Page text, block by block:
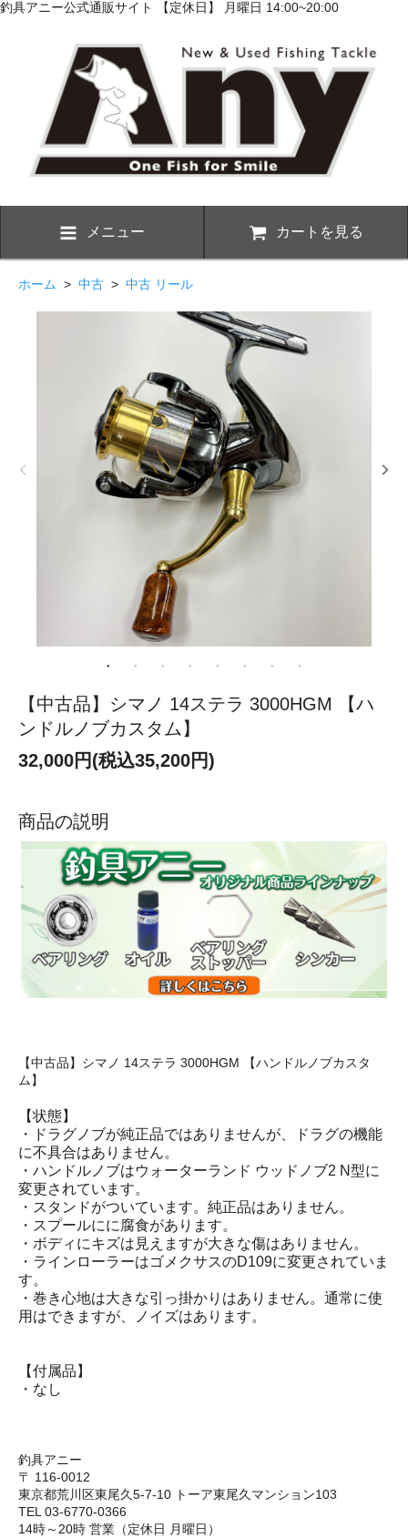
釣具アニー公式通販サイト 【定休日】 月曜日 14:00~20:00
メニュー カートを見る
ホーム > 中古 > 中古 リール
【中古品】シマノ 14ステラ 3000HGM 【ハ
ンドルノブカスタム】
32,000円(税込35,200円)
商品の説明
【中古品】シマノ 14ステラ 3000HGM 【ハンドルノブカスタ
ム】
【状態】
・ドラグノブが純正品ではありませんが、ドラグの機能
に不具合はありません。
・ハンドルノブはウォーターランド ウッドノブ2 N型に
変更されています。
・スタンドがついています。純正品はありません。
・スプールにに腐食があります。
・ボディにキズは見えますが大きな傷はありません。
・ラインローラーはゴメクサスのD109に変更されていま
す。
・巻き心地は大きな引っ掛かりはありません。通常に使
用はできますが、ノイズはあります。
【付属品】
・なし
釣具アニー
〒 116-0012
東京都荒川区東尾久5-7-10 トーア東尾久マンション103
TEL 03-6770-0366
14時～20時 営業（定休日 月曜日）